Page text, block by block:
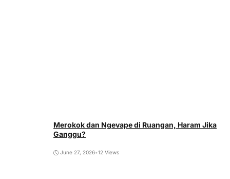
Merokok dan Ngevape di Ruangan, Haram Jika
Ganggu?
June 27, 2026•12 Views